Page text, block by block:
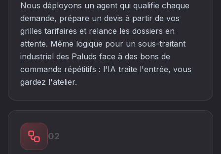
Nous déployons un agent qui qualifie chaque
demande, prépare un devis à partir de vos
grilles tarifaires et relance les dossiers en
attente. Même logique pour un sous-traitant
industriel des Paluds face à des bons de
commande répétitifs : l'IA traite l'entrée, vous
gardez l'atelier.
02